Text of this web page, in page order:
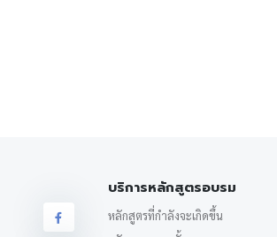
บริการหลักสูตรอบรม
หลักสูตรที่กำลังจะเกิดขึ้น